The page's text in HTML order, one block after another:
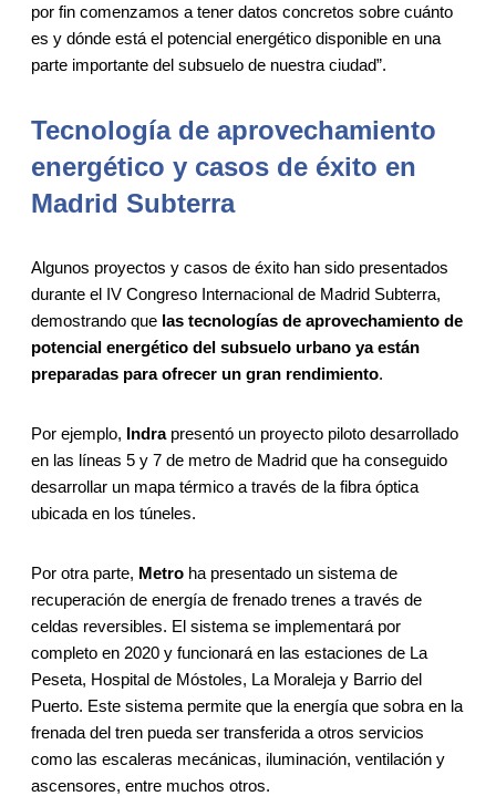
por fin comenzamos a tener datos concretos sobre cuánto
es y dónde está el potencial energético disponible en una
parte importante del subsuelo de nuestra ciudad”.
Tecnología de aprovechamiento
energético y casos de éxito en
Madrid Subterra
Algunos proyectos y casos de éxito han sido presentados
durante el IV Congreso Internacional de Madrid Subterra,
demostrando que las tecnologías de aprovechamiento de
potencial energético del subsuelo urbano ya están
preparadas para ofrecer un gran rendimiento.
Por ejemplo, Indra presentó un proyecto piloto desarrollado
en las líneas 5 y 7 de metro de Madrid que ha conseguido
desarrollar un mapa térmico a través de la fibra óptica
ubicada en los túneles.
Por otra parte, Metro ha presentado un sistema de
recuperación de energía de frenado trenes a través de
celdas reversibles. El sistema se implementará por
completo en 2020 y funcionará en las estaciones de La
Peseta, Hospital de Móstoles, La Moraleja y Barrio del
Puerto. Este sistema permite que la energía que sobra en la
frenada del tren pueda ser transferida a otros servicios
como las escaleras mecánicas, iluminación, ventilación y
ascensores, entre muchos otros.